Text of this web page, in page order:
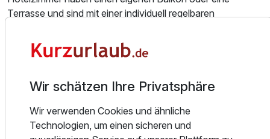
Für 4 Tage p.P. ab519,00 €
Einzelzimmer
1 Erwachsenen
Terrasse und sind mit einer individuell regelbaren
Die über 2000 m² große WellnessOase mit
Saunalandschaft, Hallenbad und verschiedenen
Hallenbad und der WellnessOase einen direkten Zugang in
beheizten Außenpool und die Außensauna im Wellness-
Dachgarten.
Wir schätzen Ihre Privatsphäre
Wir verwenden Cookies und ähnliche
Technologien, um einen sicheren und